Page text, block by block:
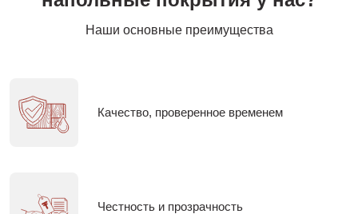
Наши основные преимущества
Качество, проверенное временем
Честность и прозрачность